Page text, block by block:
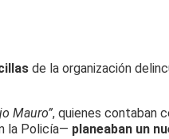
de la organización
Mauro”, quienes contaban
la Policía— planeaban un